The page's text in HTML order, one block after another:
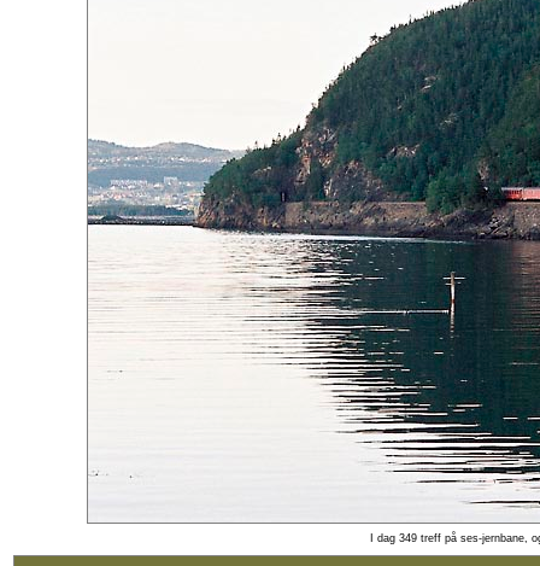
I dag 349 treff på ses-jernbane,